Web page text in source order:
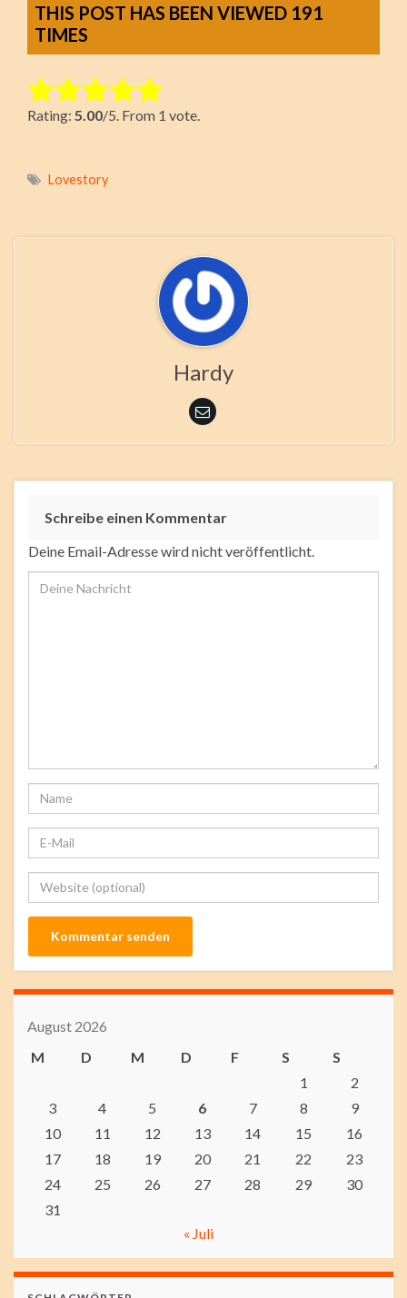
THIS POST HAS BEEN VIEWED 191
TIMES
Rate this item:
Submit Rating
Rating: 5.00/5. From 1 vote.
Lovestory
Hardy
Schreibe einen Kommentar
Deine Email-Adresse wird nicht veröffentlicht.
August 2026
M
D M D F S
S
1
2
3
4 5 6 7 8
9
10
11 12 13 14 15
16
17
18 19 20 21 22
23
24
25 26 27 28 29
30
31
« Juli